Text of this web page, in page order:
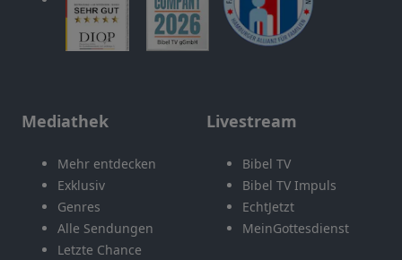
Mediathek
Mehr entdecken
Exklusiv
Genres
Alle Sendungen
Letzte Chance
Livestream
Bibel TV
Bibel TV Impuls
EchtJetzt
MeinGottesdienst